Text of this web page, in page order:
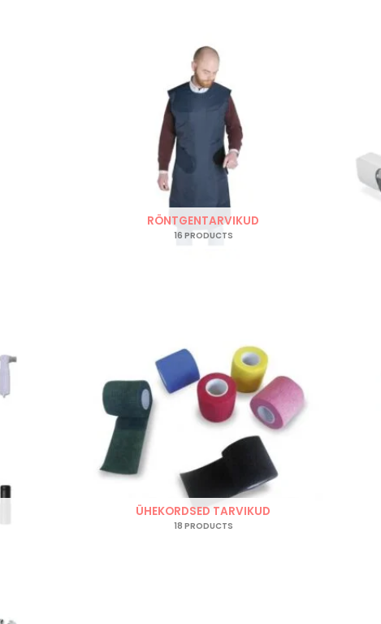
RÖNTGENTARVIKUD
16 PRODUCTS
ÜHEKORDSED TARVIKUD
18 PRODUCTS